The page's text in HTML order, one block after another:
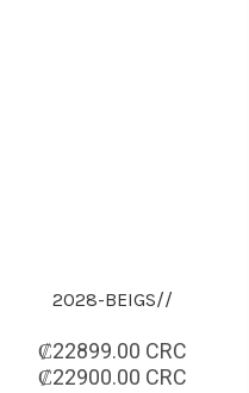
2028-BEIGS//
₡22899.00 CRC
₡22900.00 CRC